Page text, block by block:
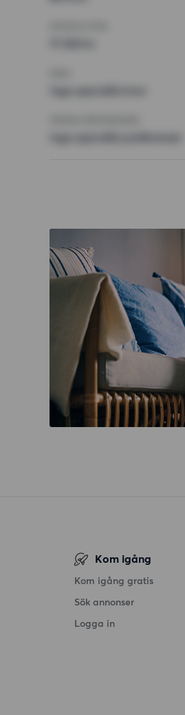
Kom igång
Kom igång gratis
Sök annonser
Logga in